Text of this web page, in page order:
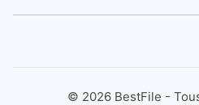
© 2026 BestFile -